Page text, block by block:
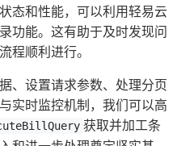
态和性能，可以利用轻易云
功能。这有助于及时发现问
程顺利进行。
、设置请求参数、处理分页
实时监控机制，我们可以高
获取并加工条